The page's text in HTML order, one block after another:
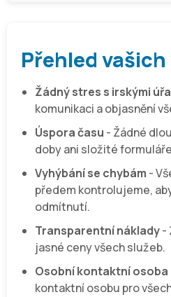
Přehled
Žádný stres s irskými
komunikaci a objasnění
Úspora času - Žádné
doby ani složité
Vyhýbání se chybám -
předem kontrolujeme,
odmítnutí.
Transparentní náklady-
jasné ceny všech služeb.
Osobní kontaktní osoba
kontaktní osobu pro